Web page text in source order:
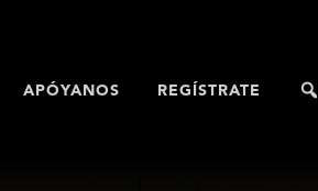
APÓYANOS REGÍSTRATE